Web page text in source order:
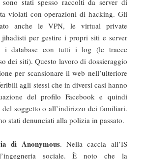
stati spesso raccolti da server di
violati con operazioni di hacking. Gli
anche le VPN, le virtual private
jihadisti per gestire i propri siti e server
i database con tutti i log (le tracce
dei siti). Questo lavoro di dossieraggio
per scansionare il web nell’ulteriore
agli stessi che in diversi casi hanno
del profilo Facebook e quindi
soggetto o all’indirizzo dei familiari.
stati denunciati alla polizia in passato.
di Anonymous. Nella caccia all’IS
sociale. È noto che la